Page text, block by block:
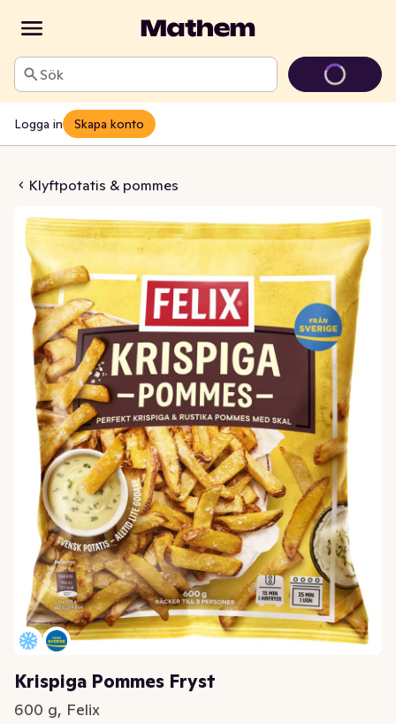
Sök
Logga in Skapa konto
Klyftpotatis & pommes
Fryst
Krispiga Pommes Fryst
600 g, Felix